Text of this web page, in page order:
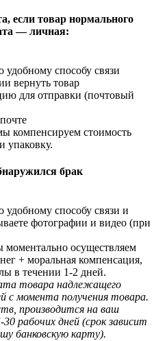
если товар нормального
— личная:
удобному способу связи
вернуть товар
для отправки (почтовый
компенсируем стоимость
упаковку.
брак
удобному способу связи и
фотографии и видео (при
моментально осуществляем
+ моральная компенсация,
в течении 1-2 дней.
товара надлежащего
с момента получения товара.
производится на ваш
рабочих дней (срок зависит
банковскую карту).